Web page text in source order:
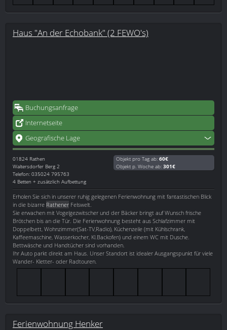
Haus "An der Echobank" (2 FEWO's)
Buchungsanfrage
Internetseite
Geografische Lage
01824 Rathen
Waltersdorfer Berg 2
Telefon: 035024 795763
4 Betten + zusätzlich Aufbettung
Objekt pro Tag ab: 60€
Objekt p. Woche ab: 301€
Erholen Sie sich in unserer ruhig gelegenen Ferienwohnung mit fantastischen Blick
in die bizarre Rathener Felswelt.
Sie erwachen mit Vogelgezwitscher und der Bäcker bringt auf Wunsch frische
Brötchen bis an die Tür. Die Ferienwohnung besteht aus Schlafzimmer mit
Doppelbett, Wohnzimmer(Sat-TV,Radio), Küchenzeile (mit Kühlschrank,
Kaffeemaschine, Wasserkocher, Kl.Backofen) und einem WC mit Dusche.
Bettwäsche und Handtücher sind vorhanden.
Ihr Auto parkt direkt am Haus. Unser Standort ist idealer Ausgangspunkt für viele
Wander- Kletter- oder Radtouren.
Ferienwohnung Henker